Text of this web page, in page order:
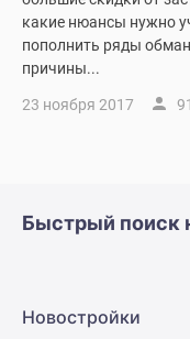
Семейная
ипотека
Военная
Банки
Новости
Аналитика
какие нюансы нужно
пополнить ряды
причины...
23 ноября 2017
Быстрый поиск
Новостройки